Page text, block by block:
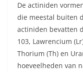
De actiniden
die meestal buiten
actiniden bevatten
103, Lawrencium
Thorium (Th) en
hoeveelheden van